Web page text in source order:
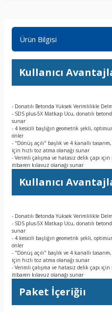
Ürün Bilgisi
Kullanıcı
- Donatılı Betonda Yüksek Verimlilikle
- SDS plus-5X Matkap Ucu, donatılı
sunar
- 4 kesicili başlığın geometrik şekli,
önler
- "Dönüş açılı" başlık ve 4 kanallı
için hızlı toz atma olanağı sunar
- Verimli çalışma ve hatasız delik çapı
itibaren kılavuz olanağı sunar
Kullanıcı
- Donatılı Betonda Yüksek Verimlilikle
- SDS plus-5X Matkap Ucu, donatılı
sunar
- 4 kesicili başlığın geometrik şekli,
önler
- "Dönüş açılı" başlık ve 4 kanallı
için hızlı toz atma olanağı sunar
- Verimli çalışma ve hatasız delik çapı
itibaren kılavuz olanağı sunar
Paket İçeriğiı